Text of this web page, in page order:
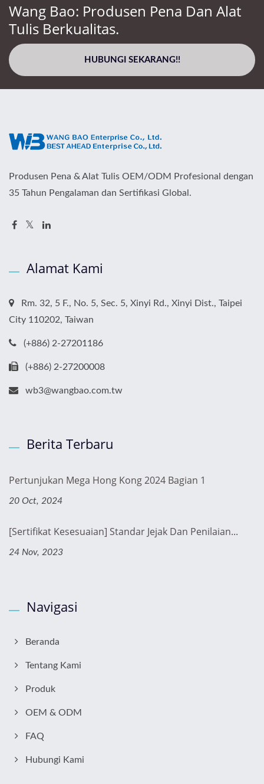
Wang Bao: Produsen Pena Dan Alat
Tulis Berkualitas.
HUBUNGI SEKARANG!!
Produsen Pena & Alat Tulis OEM/ODM Profesional dengan
35 Tahun Pengalaman dan Sertifikasi Global.
Alamat Kami
Rm. 32, 5 F., No. 5, Sec. 5, Xinyi Rd., Xinyi Dist., Taipei
City 110202, Taiwan
(+886) 2-27201186
(+886) 2-27200008
wb3@wangbao.com.tw
Berita Terbaru
Pertunjukan Mega Hong Kong 2024 Bagian 1
20 Oct, 2024
[Sertifikat Kesesuaian] Standar Jejak Dan Penilaian...
24 Nov, 2023
Navigasi
Beranda
Tentang Kami
Produk
OEM & ODM
FAQ
Hubungi Kami